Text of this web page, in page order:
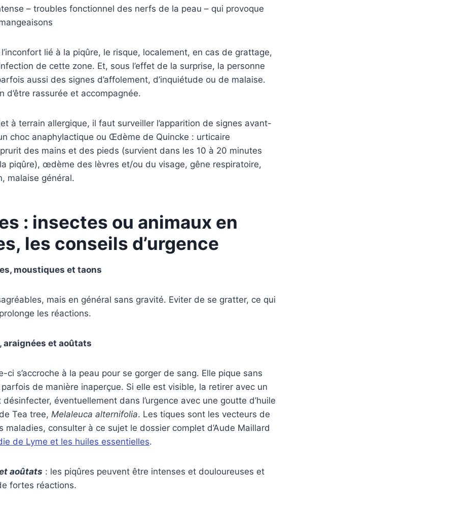
– troubles fonctionnel des nerfs de la peau – qui provoque
lié à la piqûre, le risque, localement, en cas de grattage,
de cette zone. Et, sous l’effet de la surprise, la personne
aussi des signes d’affolement, d’inquiétude ou de malaise.
d’être rassurée et accompagnée.
à terrain allergique, il faut surveiller l’apparition de signes avant-
choc anaphylactique ou Œdème de Quincke : urticaire
des mains et des pieds (survient dans les 10 à 20 minutes
piqûre), œdème des lèvres et/ou du visage, gêne respiratoire,
malaise général.
: insectes ou animaux en
les conseils d’urgence
moustiques et taons
mais en général sans gravité. Eviter de se gratter, ce qui
les réactions.
araignées et aoûtats
ci s’accroche à la peau pour se gorger de sang. Elle pique sans
de manière inaperçue. Si elle est visible, la retirer avec un
éventuellement dans l’urgence avec une goutte d’huile
Tea tree, Melaleuca alternifolia. Les tiques sont les vecteurs de
maladies, consulter à ce sujet le dossier complet d’Aude Maillard
de Lyme et les huiles essentielles.
aoûtats : les piqûres peuvent être intenses et douloureuses et
fortes réactions.